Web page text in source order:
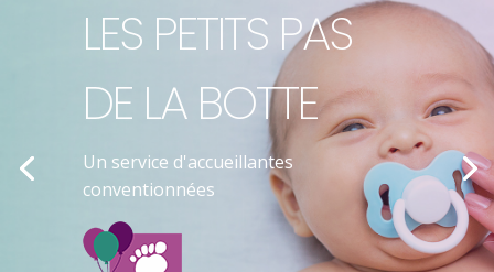
LES PETITS PAS
DE LA BOTTE
Un service d'accueillantes
conventionnées